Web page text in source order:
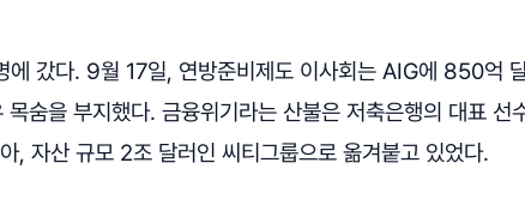
에 갔다. 9월 17일, 연방준비제도 이사회는 AIG에 850억
숨을 부지했다. 금융위기라는 산불은 저축은행의 대표 선
, 자산 규모 2조 달러인 씨티그룹으로 옮겨붙고 있었다.